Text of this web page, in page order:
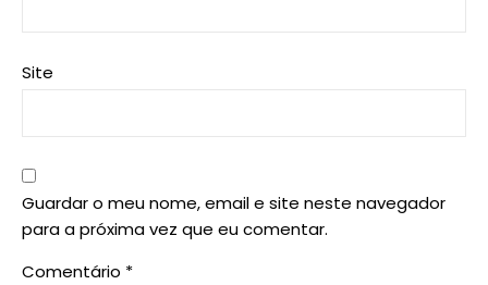
Site
Guardar o meu nome, email e site neste navegador
para a próxima vez que eu comentar.
Comentário *